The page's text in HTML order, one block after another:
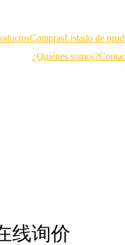
ComprasListado de
¿Quiénes somos?
线询价